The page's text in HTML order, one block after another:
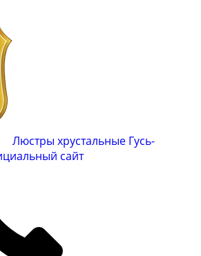
Люстры хрустальные Гусь-
сайт